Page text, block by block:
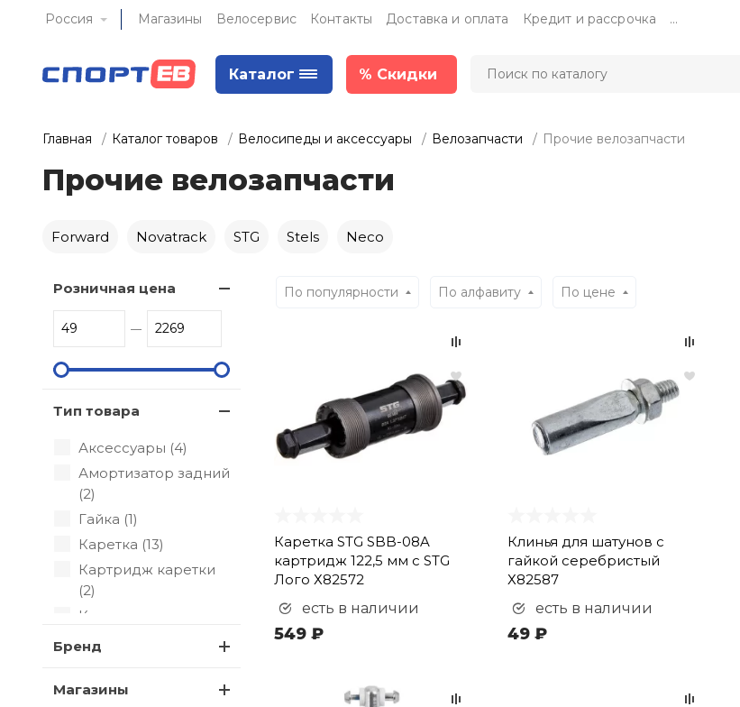
Россия Магазины Велосервис Контакты Доставка и оплата Кредит и рассрочка ...
Каталог % Скидки
Главная Каталог товаров Велосипеды и аксессуары Велозапчасти Прочие велозапчасти
Прочие велозапчасти
Forward Novatrack STG Stels Neco
Розничная цена
Тип товара
Аксессуары (4)
Амортизатор задний
(2)
Гайка (1)
Каретка (13)
Картридж каретки
(2)
Клинья для шатунов
Ось втулки (
Бренд
Магазины
По популярности По алфавиту По цене
Каретка STG SBB-08A
картридж 122,5 мм с STG
Лого Х82572
есть в наличии
549 ₽
Клинья для шатунов с
гайкой серебристый
Х82587
есть в наличии
49 ₽